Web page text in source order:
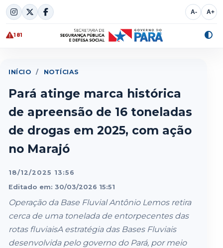
Skip
to
content
A- A+
181
INÍCIO / NOTÍCIAS
Pará atinge marca histórica
de apreensão de 16 toneladas
de drogas em 2025, com ação
no Marajó
18/12/2025 13:56
Editado em: 30/03/2026 15:51
Operação da Base Fluvial Antônio Lemos retira
cerca de uma tonelada de entorpecentes das
rotas fluviaisA estratégia das Bases Fluviais
desenvolvida pelo governo do Pará, por meio